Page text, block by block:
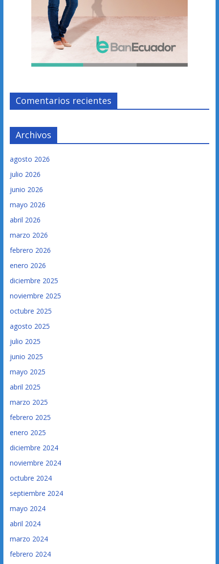
Comentarios recientes
Archivos
agosto 2026
julio 2026
junio 2026
mayo 2026
abril 2026
marzo 2026
febrero 2026
enero 2026
diciembre 2025
noviembre 2025
octubre 2025
agosto 2025
julio 2025
junio 2025
mayo 2025
abril 2025
marzo 2025
febrero 2025
enero 2025
diciembre 2024
noviembre 2024
octubre 2024
septiembre 2024
mayo 2024
abril 2024
marzo 2024
febrero 2024